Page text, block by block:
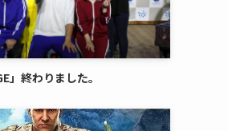
」終わりました。